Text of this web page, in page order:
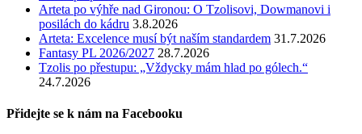
Arteta po výhře nad Gironou: O Tzolisovi, Dowmanovi i
posilách do kádru 3.8.2026
Arteta: Excelence musí být naším standardem 31.7.2026
Fantasy PL 2026/2027 28.7.2026
Tzolis po přestupu: „Vždycky mám hlad po gólech.“
24.7.2026
Přidejte se k nám na Facebooku